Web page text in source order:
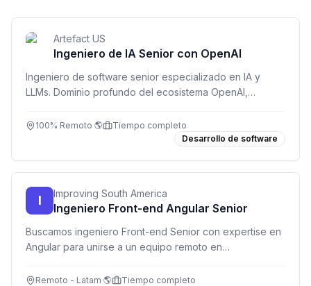
Artefact US
Ingeniero de IA Senior con OpenAI
Ingeniero de software senior especializado en IA y
LLMs. Dominio profundo del ecosistema OpenAI,
producción. Inglés fluido C1/C2 obligatorio.
100% Remoto 🌎
Tiempo completo
Desarrollo de software
I Improving South America
Ingeniero Front-end Angular Senior
Buscamos ingeniero Front-end Senior con expertise en
Angular para unirse a un equipo remoto en
RxJS obligatorio.
Remoto - Latam 🌎
Tiempo completo